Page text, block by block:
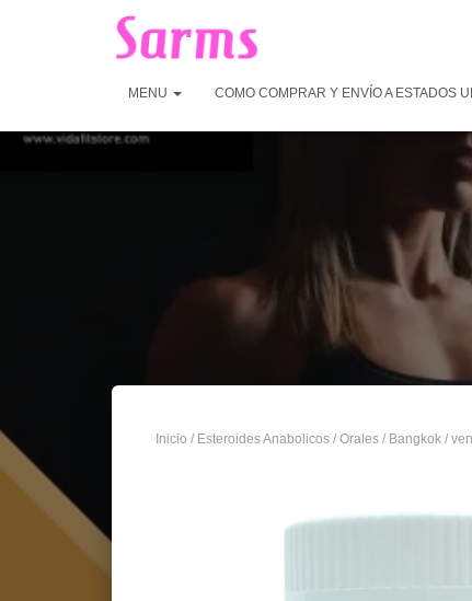
MENU COMO COMPRAR Y ENVÍO A ESTADOS
Inicio / Esteroides Anabolicos / Orales / Bangkok /